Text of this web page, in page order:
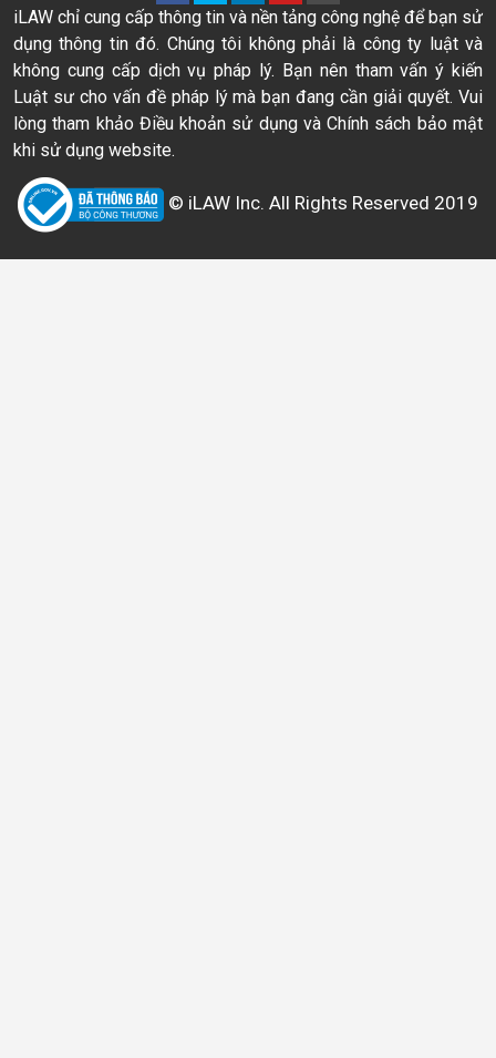
iLAW chỉ cung cấp thông tin và nền tảng công nghệ để bạn sử
dụng thông tin đó. Chúng tôi không phải là công ty luật và
không cung cấp dịch vụ pháp lý. Bạn nên tham vấn ý kiến
Luật sư cho vấn đề pháp lý mà bạn đang cần giải quyết. Vui
lòng tham khảo Điều khoản sử dụng và Chính sách bảo mật
khi sử dụng website.
© iLAW Inc. All Rights Reserved 2019